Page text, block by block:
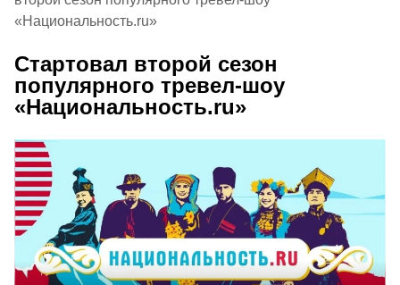
«Национальность.ru»
Стартовал второй сезон
популярного тревел-шоу
«Национальность.ru»